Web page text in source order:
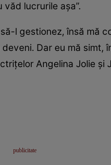
văd lucrurile așa”.
l gestionez, însă mă
Dar eu mă simt,
Angelina Jolie și